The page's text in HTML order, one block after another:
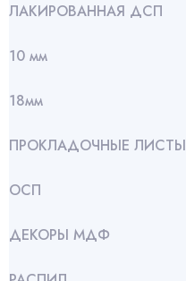
ЛАКИРОВАННАЯ ДСП
10 мм
18мм
ПРОКЛАДОЧНЫЕ ЛИСТЫ
ОСП
ДЕКОРЫ МДФ